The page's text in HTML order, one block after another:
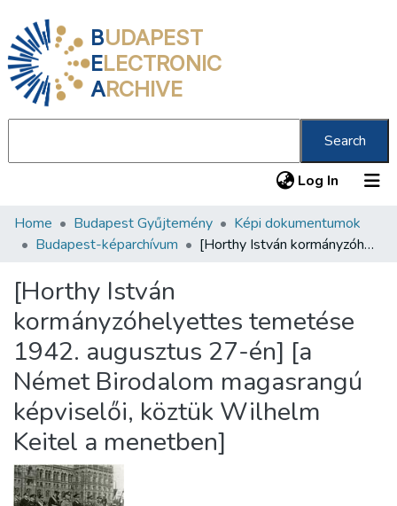
BUDAPEST
ELECTRONIC
ARCHIVE
Search
Log In (current)
Communities & Collections
Statistics
About us
Home Budapest Gyűjtemény
Képi dokumentumok
Budapest-képarchívum
[Horthy István kormányzóhelyettes temetése 1942. augusztus 27-én] [a Német Birodalom magasrangú képviselői, köztük Wilhelm Keitel a menetben]
[Horthy István
kormányzóhelyettes temetése
1942. augusztus 27-én] [a
Német Birodalom magasrangú
képviselői, köztük Wilhelm
Keitel a menetben]